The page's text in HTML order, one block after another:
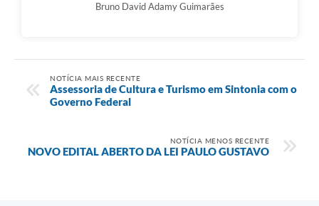
Bruno David Adamy Guimarães
NOTÍCIA MAIS RECENTE
Assessoria de Cultura e Turismo em Sintonia com o
Governo Federal
NOTÍCIA MENOS RECENTE
NOVO EDITAL ABERTO DA LEI PAULO GUSTAVO